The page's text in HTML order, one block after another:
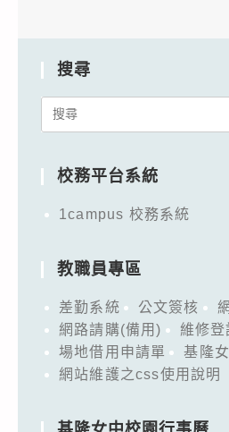
搜尋
Search
校務平台系統
1campus 校務系統
教職員專區
差勤系統 公文簽核
網路請購(備用)
維修登
場地借用申請單
基隆
網站維護之css使用說明